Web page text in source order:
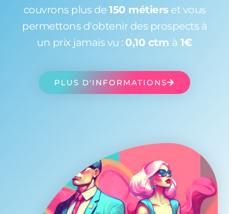
couvrons plus de 150 métiers et vous
permettons d'obtenir des prospects à
un prix jamais vu : 0,10 ctm à 1€
PLUS D'INFORMATIONS